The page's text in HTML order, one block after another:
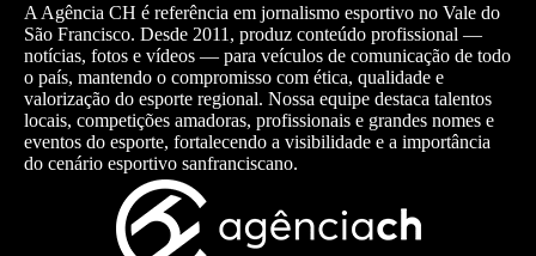
A Agência CH é referência em jornalismo esportivo no Vale do
São Francisco. Desde 2011, produz conteúdo profissional —
notícias, fotos e vídeos — para veículos de comunicação de todo
o país, mantendo o compromisso com ética, qualidade e
valorização do esporte regional. Nossa equipe destaca talentos
locais, competições amadoras, profissionais e grandes nomes e
eventos do esporte, fortalecendo a visibilidade e a importância
do cenário esportivo sanfranciscano.